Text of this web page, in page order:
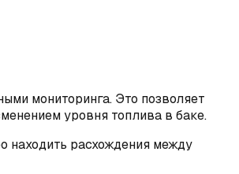
мониторинга. Это позволяет
уровня топлива в баке.
находить расхождения между